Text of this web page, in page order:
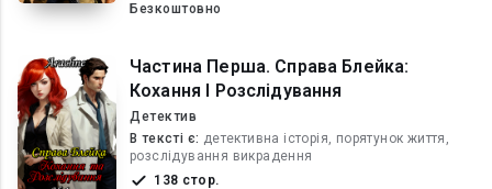
Безкоштовно
Частина Перша. Справа Блейка:
Кохання І Розслідування
Детектив
В текcті є: детективна історія, порятунок життя,
розслідування викрадення
138 стор.